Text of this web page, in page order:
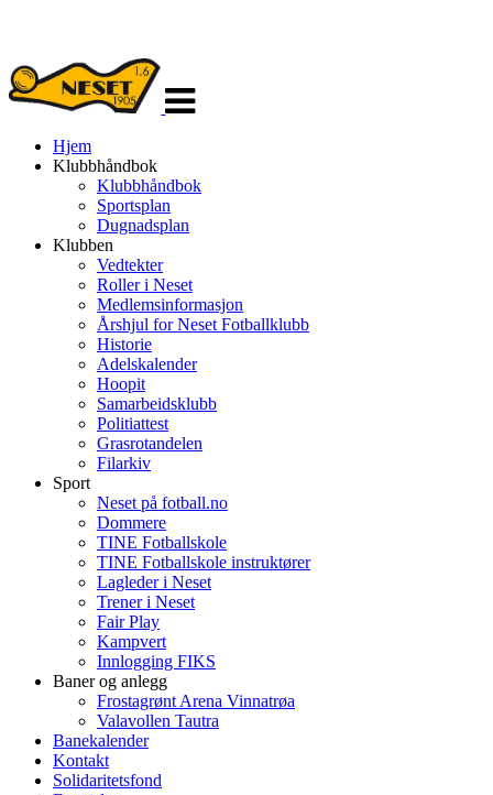
navigasjon
Hjem
Klubbhåndbok
Klubbhåndbok
Sportsplan
Dugnadsplan
Klubben
Vedtekter
Roller i Neset
Medlemsinformasjon
Årshjul for Neset Fotballklubb
Historie
Adelskalender
Hoopit
Samarbeidsklubb
Politiattest
Grasrotandelen
Filarkiv
Sport
Neset på fotball.no
Dommere
TINE Fotballskole
TINE Fotballskole instruktører
Lagleder i Neset
Trener i Neset
Fair Play
Kampvert
Innlogging FIKS
Baner og anlegg
Frostagrønt Arena Vinnatrøa
Valavollen Tautra
Banekalender
Kontakt
Solidaritetsfond